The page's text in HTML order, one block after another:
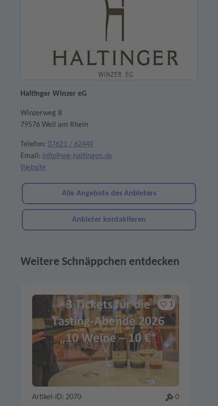
Haltinger Winzer eG
Winzerweg 8
79576 Weil am Rhein
Telefon: 07621 / 62449
Email: info@wg-haltingen.de
Website
Alle Angebote des Anbieters
Anbieter kontaktieren
Weitere Schnäppchen entdecken
Merken
1
Artikel-ID: 2070 0